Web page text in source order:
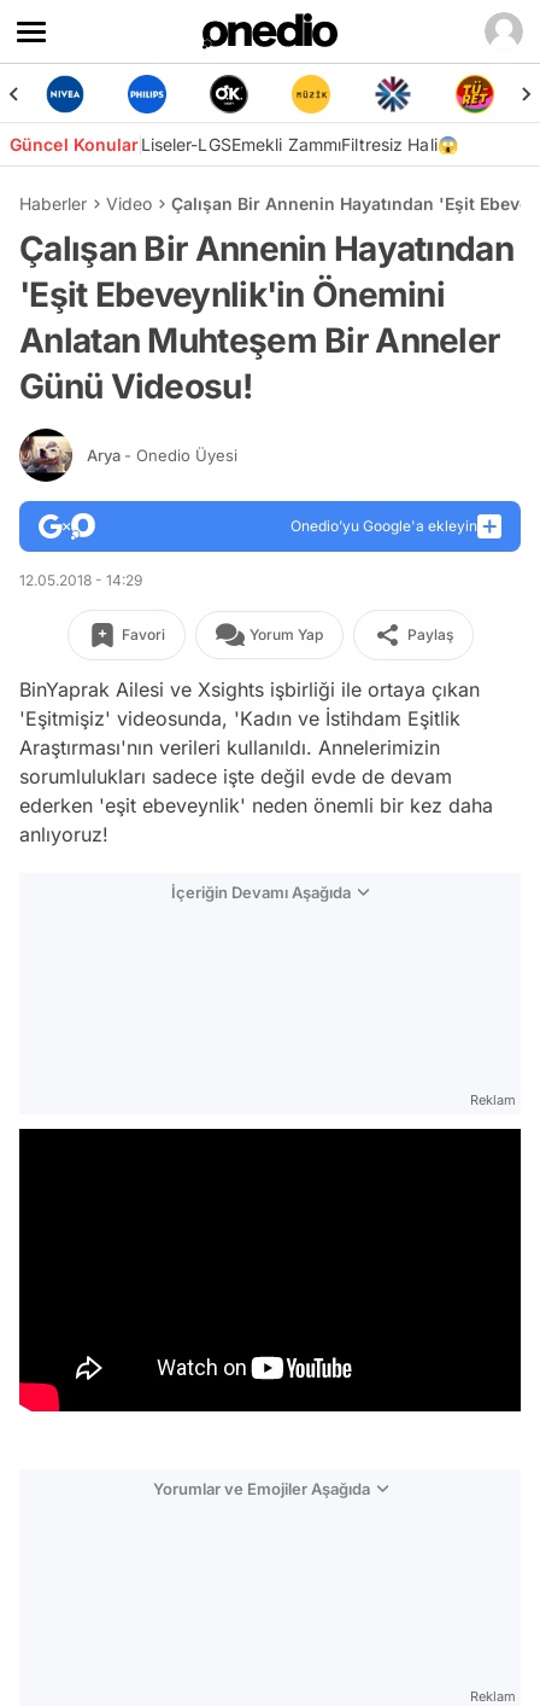
Güncel KonularLiseler-LGSEmekli ZammıFiltresiz Hali😱
Haberler Video Çalışan Bir Annenin Hayatından 'Eşit
Çalışan Bir Annenin Hayatından
'Eşit Ebeveynlik'in Önemini
Anlatan Muhteşem Bir Anneler
Günü Videosu!
Arya - Onedio Üyesi
Onedio’yu Google'a ekleyin
12.05.2018 - 14:29
Favori Yorum Yap Paylaş
BinYaprak Ailesi ve Xsights işbirliği ile ortaya çıkan
'Eşitmişiz' videosunda, 'Kadın ve İstihdam Eşitlik
Araştırması'nın verileri kullanıldı. Annelerimizin
sorumlulukları sadece işte değil evde de devam
ederken 'eşit ebeveynlik' neden önemli bir kez daha
anlıyoruz!
İçeriğin Devamı Aşağıda
Reklam
Yorumlar ve Emojiler Aşağıda
Reklam